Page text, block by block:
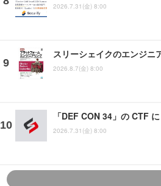
2026.7.31(金) 8:00
スリーシェイクのエンジ
2026.8.7(金) 8:00
「DEF CON 34」の CTF
2026.7.31(金) 8:00